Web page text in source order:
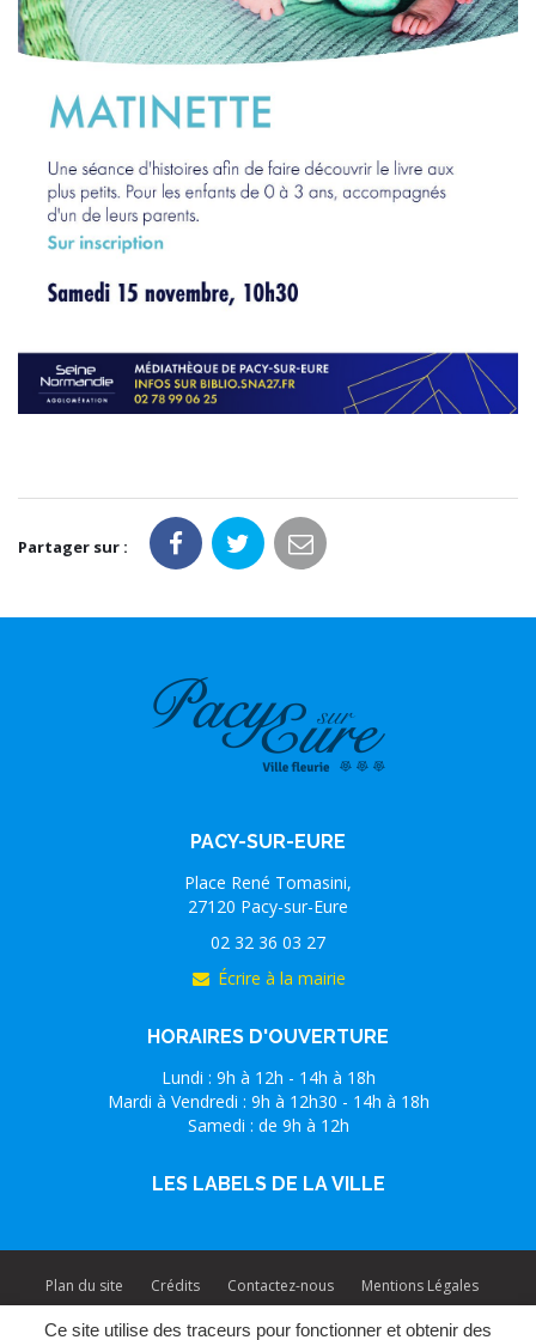
Ce site utilise des traceurs pour fonctionner et obtenir des
Partager sur :
PACY-SUR-EURE
Place René Tomasini,
27120 Pacy-sur-Eure
02 32 36 03 27
Écrire à la mairie
HORAIRES D'OUVERTURE
Lundi : 9h à 12h - 14h à 18h
Mardi à Vendredi : 9h à 12h30 - 14h à 18h
Samedi : de 9h à 12h
LES LABELS DE LA VILLE
Plan du site Crédits Contactez-nous Mentions Légales